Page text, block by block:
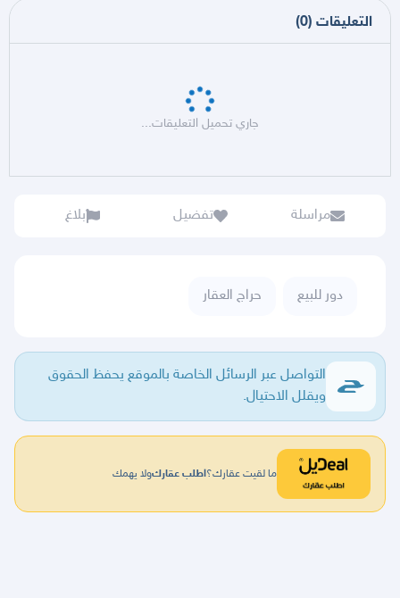
التعليقات (
0
)
جاري تحميل التعليقات...
مراسلة تفضيل بلاغ
دور للبيع حراج العقار
التواصل عبر الرسائل الخاصة بالموقع يحفظ الحقوق
ويقلل الاحتيال.
ما لقيت عقارك؟اطلب عقاركولا يهمك